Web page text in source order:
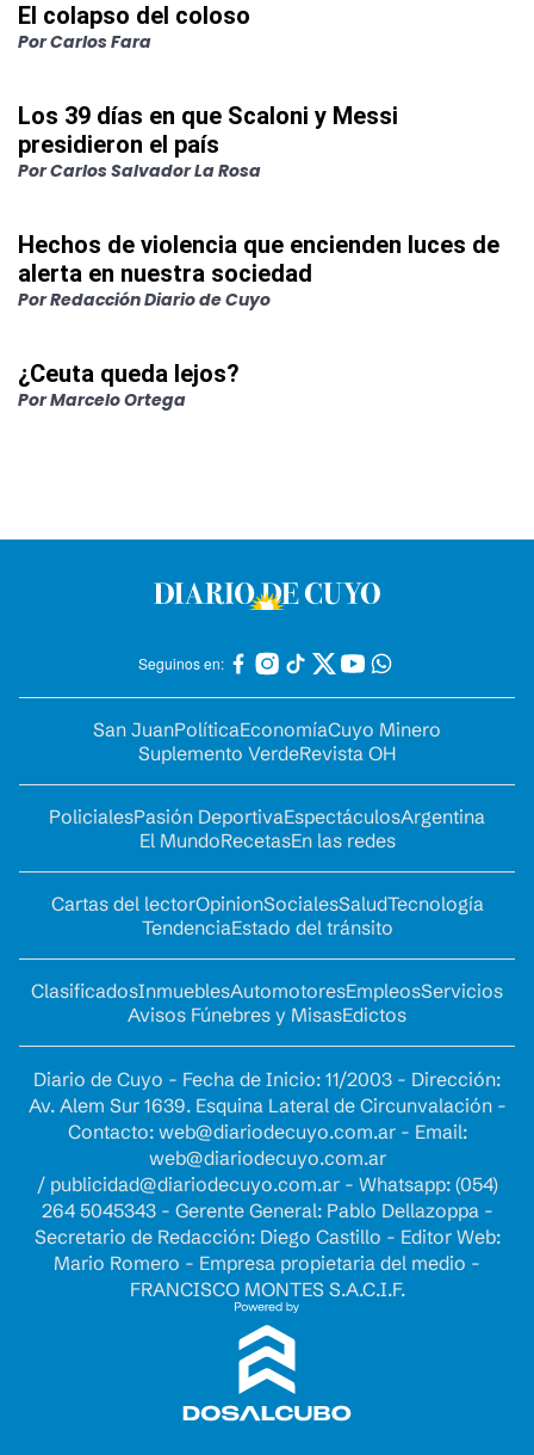
El colapso del coloso
PorCarlos Fara
Los 39 días en que Scaloni y Messi
presidieron el país
PorCarlos Salvador La Rosa
Hechos de violencia que encienden luces de
alerta en nuestra sociedad
PorRedacción Diario de Cuyo
¿Ceuta queda lejos?
PorMarcelo Ortega
Seguinos en:
San JuanPolíticaEconomíaCuyo Minero
Suplemento VerdeRevista OH
PolicialesPasión DeportivaEspectáculosArgentina
El MundoRecetasEn las redes
Cartas del lectorOpinionSocialesSaludTecnología
TendenciaEstado del tránsito
ClasificadosInmueblesAutomotoresEmpleosServicios
Avisos Fúnebres y MisasEdictos
Diario de Cuyo - Fecha de Inicio: 11/2003 - Dirección:
Av. Alem Sur 1639. Esquina Lateral de Circunvalación -
Contacto: web@diariodecuyo.com.ar- Email:
web@diariodecuyo.com.ar
/ publicidad@diariodecuyo.com.ar- Whatsapp: (054)
264 5045343 - Gerente General: Pablo Dellazoppa -
Secretario de Redacción: Diego Castillo - Editor Web:
Mario Romero - Empresa propietaria del medio -
FRANCISCO MONTES S.A.C.I.F.